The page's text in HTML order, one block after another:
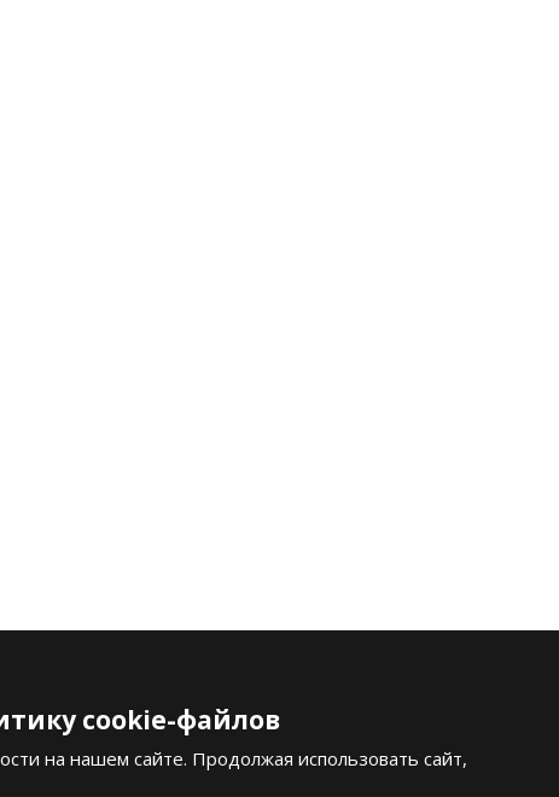
Политика конфиденциальности
cookie-файлов
на нашем сайте. Продолжая использовать сайт,